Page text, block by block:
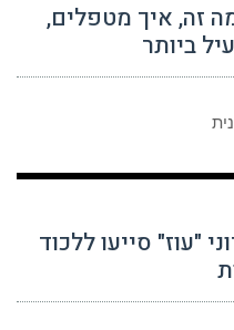
זה, איך מטפלים,
ביותר
"עוז" סייעו ללכוד